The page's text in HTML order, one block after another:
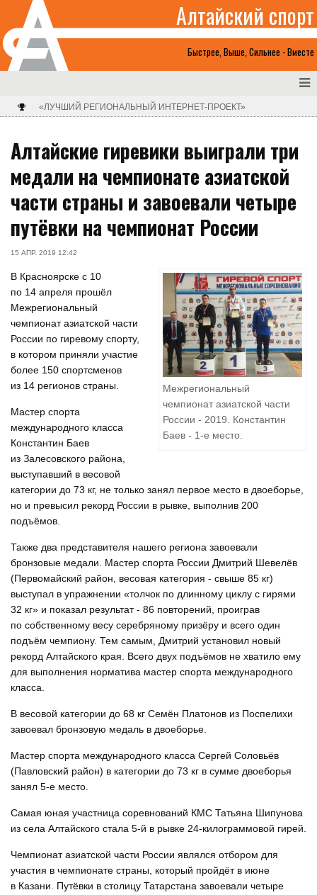
Быстрее, Выше, Сильнее - Вместе
Алтайский спорт
«ЛУЧШИЙ РЕГИОНАЛЬНЫЙ ИНТЕРНЕТ-ПРОЕКТ»
Алтайские гиревики выиграли три
медали на чемпионате азиатской
части страны и завоевали четыре
путёвки на чемпионат России
15 АПР. 2019 12:42
Межрегиональный
чемпионат азиатской части
России - 2019. Константин
Баев - 1-е место.
В Красноярске с 10
по 14 апреля прошёл
Межрегиональный
чемпионат азиатской части
России по гиревому спорту,
в котором приняли участие
более 150 спортсменов
из 14 регионов страны.
Мастер спорта
международного класса
Константин Баев
из Залесовского района,
выступавший в весовой
категории до 73 кг, не только занял первое место в двоеборье,
но и превысил рекорд России в рывке, выполнив 200
подъёмов.
Также два представителя нашего региона завоевали
бронзовые медали. Мастер спорта России Дмитрий Шевелёв
(Первомайский район, весовая категория - свыше 85 кг)
выступал в упражнении «толчок по длинному циклу с гирями
32 кг» и показал результат - 86 повторений, проиграв
по собственному весу серебряному призёру и всего один
подъём чемпиону. Тем самым, Дмитрий установил новый
рекорд Алтайского края. Всего двух подъёмов не хватило ему
для выполнения норматива мастер спорта международного
класса.
В весовой категории до 68 кг Семён Платонов из Поспелихи
завоевал бронзовую медаль в двоеборье.
Мастер спорта международного класса Сергей Соловьёв
(Павловский район) в категории до 73 кг в сумме двоеборья
занял 5-е место.
Самая юная участница соревнований КМС Татьяна Шипунова
из села Алтайского стала 5-й в рывке 24-килограммовой гирей.
Чемпионат азиатской части России являлся отбором для
участия в чемпионате страны, который пройдёт в июне
в Казани. Путёвки в столицу Татарстана завоевали четыре